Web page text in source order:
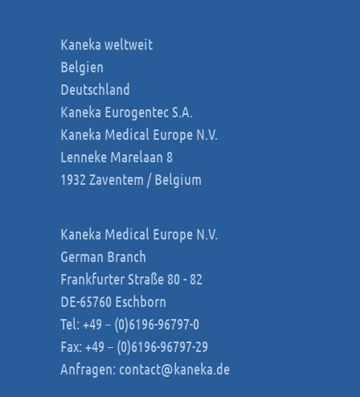
Kaneka weltweit
Belgien
Deutschland
Kaneka Eurogentec S.A.
Kaneka Medical Europe N.V.
Lenneke Marelaan 8
1932 Zaventem / Belgium
Kaneka Medical Europe N.V.
German Branch
Frankfurter Straße 80 - 82
DE-65760 Eschborn
Tel: +49 – (0)6196-96797-0
Fax: +49 – (0)6196-96797-29
Anfragen: contact@kaneka.de